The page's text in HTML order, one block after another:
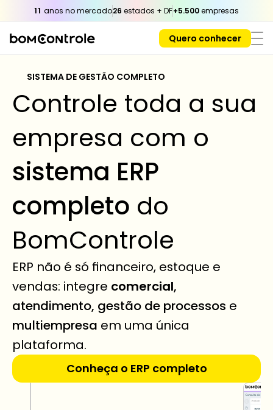
11 anos no mercado26 estados + DF+5.500 empresas
Quero conhecer
SISTEMA DE GESTÃO COMPLETO
Controle toda a sua
sistema ERP
completo do
BomControle
ERP não é só financeiro, estoque e
vendas: integre comercial,
atendimento, gestão de processos
multiempresa em uma única
plataforma.
Conheça o ERP completo